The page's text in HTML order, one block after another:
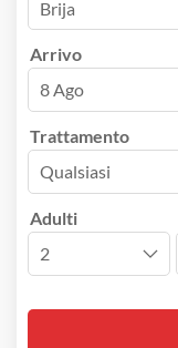
Arrivo
8 Ago
Trattamento
Adulti